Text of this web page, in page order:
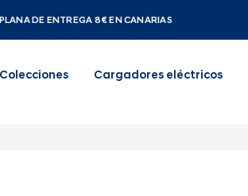
DE ENTREGA 8€ EN CANARIAS
Colecciones Cargadores eléctricos